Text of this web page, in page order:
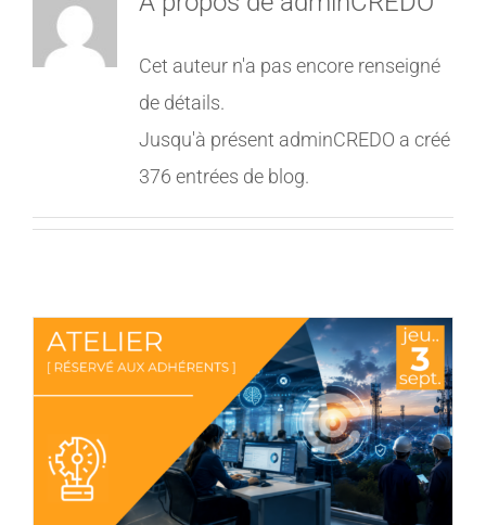
MEMBRES
Cet auteur n'a pas encore renseigné
de détails.
Jusqu'à présent adminCREDO a créé
376 entrées de blog.